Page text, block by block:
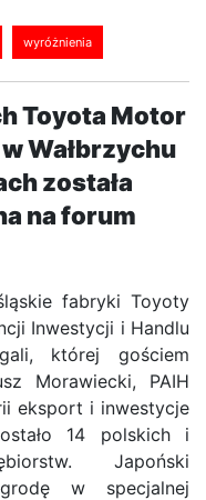
wyróżnienia
Toyota Motor
Wałbrzychu
została
na forum
fabryki Toyoty
Inwestycji i Handlu
której gościem
Morawiecki, PAIH
eksport i inwestycje
14 polskich i
Japoński
w specjalnej